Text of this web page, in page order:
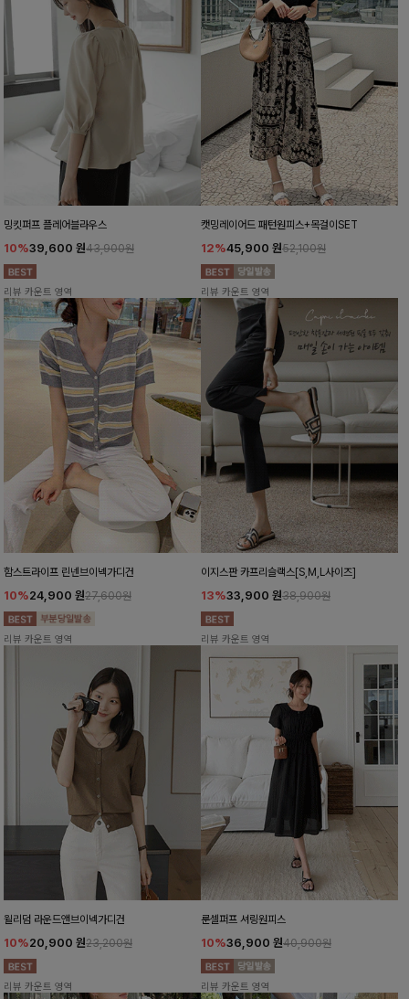
밍킷퍼프 플레어블라우스
10%39,600 원43,900원
리뷰 카운트 영역
캣밍레이어드 패턴원피스+목걸이SET
12%45,900 원52,100원
리뷰 카운트 영역
함스트라이프 린넨브이넥가디건
10%24,900 원27,600원
리뷰 카운트 영역
이지스판 카프리슬랙스[S,M,L사이즈]
13%33,900 원38,900원
리뷰 카운트 영역
윌리덤 라운드앤브이넥가디건
10%20,900 원23,200원
리뷰 카운트 영역
룬셀퍼프 셔링원피스
10%36,900 원40,900원
리뷰 카운트 영역